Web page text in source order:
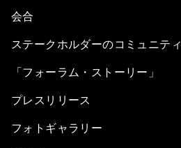
会合
ステークホルダーのコミュニティ
「フォーラム・ストーリー」
プレスリリース
フォトギャラリー